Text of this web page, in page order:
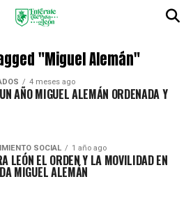
"Miguel Alemán"
4 meses ago
AÑO MIGUEL ALEMÁN ORDENADA Y
SOCIAL 1 año ago
LEÓN EL ORDEN Y LA MOVILIDAD EN
MIGUEL ALEMÁN